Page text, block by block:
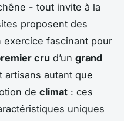
- tout invite à la
proposent des
exercice fascinant pour
cru d’un grand
artisans autant que
de climat : ces
uniques